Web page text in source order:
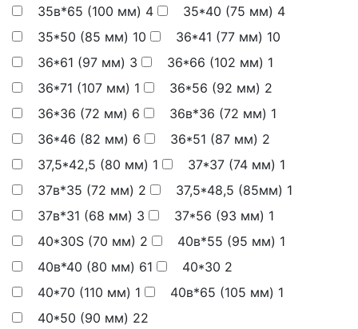
35в*65 (100 мм) 4 35*40 (75 мм) 4
35*50 (85 мм) 10 36*41 (77 мм) 10
36*61 (97 мм) 3 36*66 (102 мм) 1
36*71 (107 мм) 1 36*56 (92 мм) 2
36*36 (72 мм) 6 36в*36 (72 мм) 1
36*46 (82 мм) 6 36*51 (87 мм) 2
37,5*42,5 (80 мм) 1 37*37 (74 мм) 1
37в*35 (72 мм) 2 37,5*48,5 (85мм) 1
37в*31 (68 мм) 3 37*56 (93 мм) 1
40*30S (70 мм) 2 40в*55 (95 мм) 1
40в*40 (80 мм) 61 40*30 2
40*70 (110 мм) 1 40в*65 (105 мм) 1
40*50 (90 мм) 22